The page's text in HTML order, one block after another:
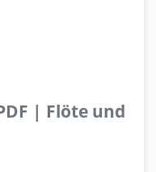
| Flöte und